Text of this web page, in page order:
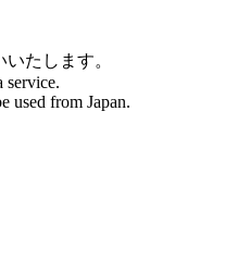
たします。
service.
used from Japan.